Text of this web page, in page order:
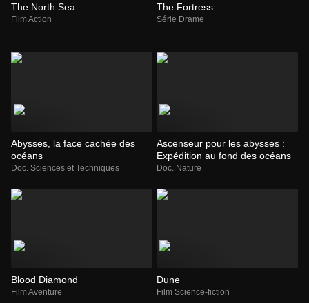
The North Sea
Film Action
The Fortress
Série Drame
Abysses, la face cachée des
océans
Doc. Sciences et Techniques
Ascenseur pour les abysses :
Expédition au fond des océans
Doc. Nature
Blood Diamond
Film Aventure
Dune
Film Science-fiction